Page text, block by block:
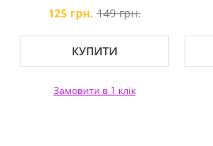
125 грн. 149 грн.
КУПИТИ
Замовити в 1 клік